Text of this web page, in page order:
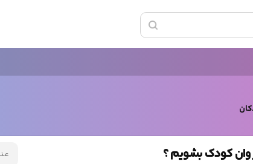
وان کودک بشویم ؟